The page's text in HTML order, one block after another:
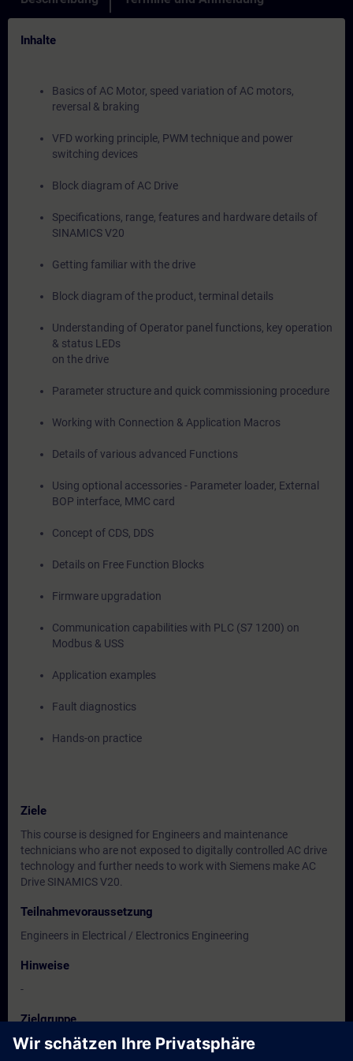
Inhalte
Basics of AC Motor, speed variation of AC motors,
reversal & braking
VFD working principle, PWM technique and power
switching devices
Block diagram of AC Drive
Specifications, range, features and hardware details of
SINAMICS V20
Getting familiar with the drive
Block diagram of the product, terminal details
Understanding of Operator panel functions, key operation
& status LEDs
on the drive
Parameter structure and quick commissioning procedure
Working with Connection & Application Macros
Details of various advanced Functions
Using optional accessories - Parameter loader, External
BOP interface, MMC card
Concept of CDS, DDS
Details on Free Function Blocks
Firmware upgradation
Communication capabilities with PLC (S7 1200) on
Modbus & USS
Application examples
Fault diagnostics
Hands-on practice
Ziele
This course is designed for Engineers and maintenance
technicians who are not exposed to digitally controlled AC drive
technology and further needs to work with Siemens make AC
Drive SINAMICS V20.
Teilnahmevoraussetzung
Engineers in Electrical / Electronics Engineering
Hinweise
-
Zielgruppe
Users, Commissioning / Sales/ Service /Maintenance Engineers